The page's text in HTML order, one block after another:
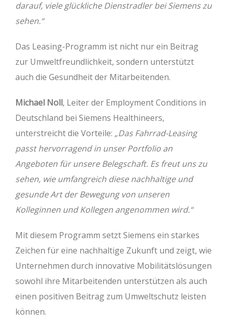
darauf, viele glückliche Dienstradler bei Siemens zu
sehen.“
Das Leasing-Programm ist nicht nur ein Beitrag
zur Umweltfreundlichkeit, sondern unterstützt
auch die Gesundheit der Mitarbeitenden.
Michael Noll, Leiter der Employment Conditions in
Deutschland bei Siemens Healthineers,
unterstreicht die Vorteile: „Das Fahrrad-Leasing
passt hervorragend in unser Portfolio an
Angeboten für unsere Belegschaft. Es freut uns zu
sehen, wie umfangreich diese nachhaltige und
gesunde Art der Bewegung von unseren
Kolleginnen und Kollegen angenommen wird.“
Mit diesem Programm setzt Siemens ein starkes
Zeichen für eine nachhaltige Zukunft und zeigt, wie
Unternehmen durch innovative Mobilitätslösungen
sowohl ihre Mitarbeitenden unterstützen als auch
einen positiven Beitrag zum Umweltschutz leisten
können.